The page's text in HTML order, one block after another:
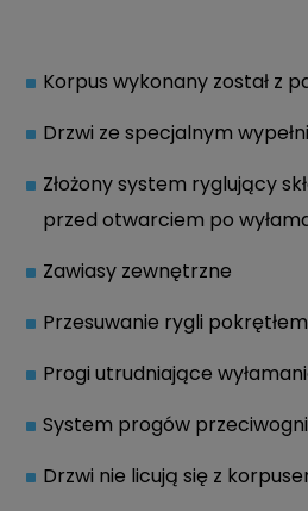
Korpus wykonany został z
Drzwi ze specjalnym
Złożony system ryglujący
przed otwarciem po
Zawiasy zewnętrzne
Przesuwanie rygli
Progi utrudniające
System progów
Drzwi nie licują się z